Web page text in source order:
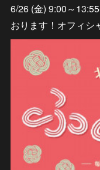
6/26 (金) 9:00～
おります！オフィシ